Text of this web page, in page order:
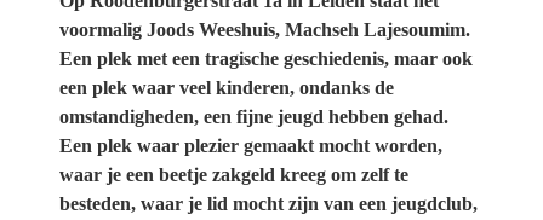
voormalig Joods Weeshuis, Machseh Lajesoumim.
Een plek met een tragische geschiedenis, maar ook
een plek waar veel kinderen, ondanks de
omstandigheden, een fijne jeugd hebben gehad.
Een plek waar plezier gemaakt mocht worden,
waar je een beetje zakgeld kreeg om zelf te
besteden, waar je lid mocht zijn van een jeugdclub,